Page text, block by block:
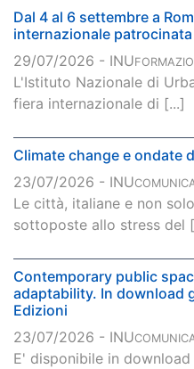
Dal 4 al 6 settembre a
internazionale patrocinata
29/07/2026 - INU
L'Istituto Nazionale di
fiera internazionale di [...]
Climate change e ondate
23/07/2026 - INU
Le città, italiane e non
sottoposte allo stress del
Contemporary public
adaptability. In download
Edizioni
23/07/2026 - INU
E' disponibile in